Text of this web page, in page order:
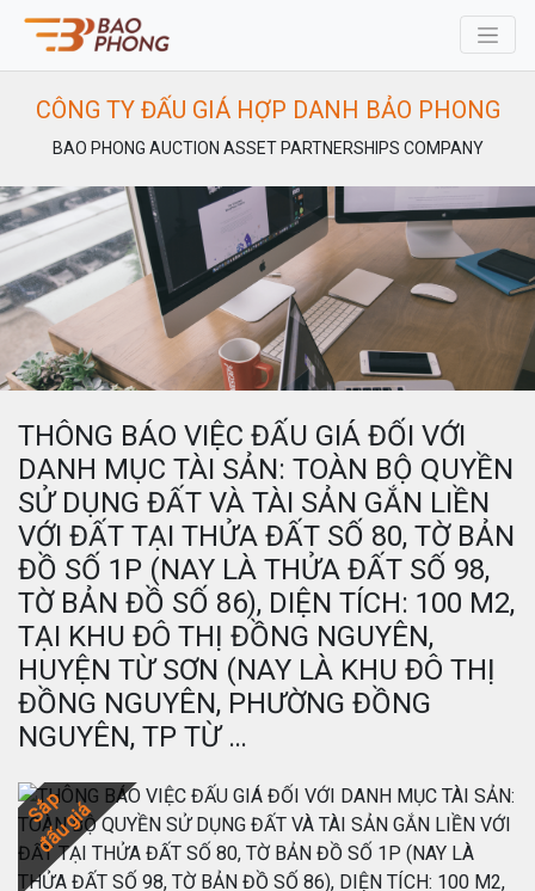
CÔNG TY ĐẤU GIÁ HỢP DANH BẢO PHONG
BAO PHONG AUCTION ASSET PARTNERSHIPS COMPANY
THÔNG BÁO VIỆC ĐẤU GIÁ ĐỐI VỚI
DANH MỤC TÀI SẢN: TOÀN BỘ QUYỀN
SỬ DỤNG ĐẤT VÀ TÀI SẢN GẮN LIỀN
VỚI ĐẤT TẠI THỬA ĐẤT SỐ 80, TỜ BẢN
ĐỒ SỐ 1P (NAY LÀ THỬA ĐẤT SỐ 98,
TỜ BẢN ĐỒ SỐ 86), DIỆN TÍCH: 100 M2,
TẠI KHU ĐÔ THỊ ĐỒNG NGUYÊN,
HUYỆN TỪ SƠN (NAY LÀ KHU ĐÔ THỊ
ĐỒNG NGUYÊN, PHƯỜNG ĐỒNG
NGUYÊN, TP TỪ …
Sắp
đấu giá